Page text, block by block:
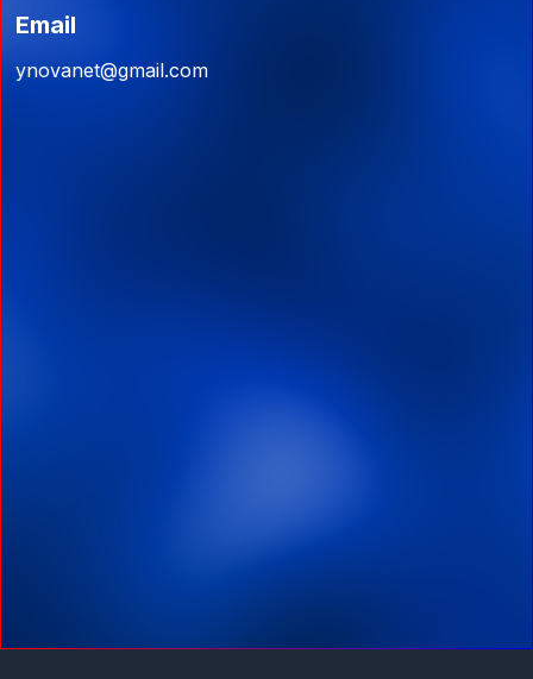
Email
ynovanet@gmail.com